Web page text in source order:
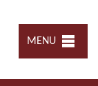
MENU